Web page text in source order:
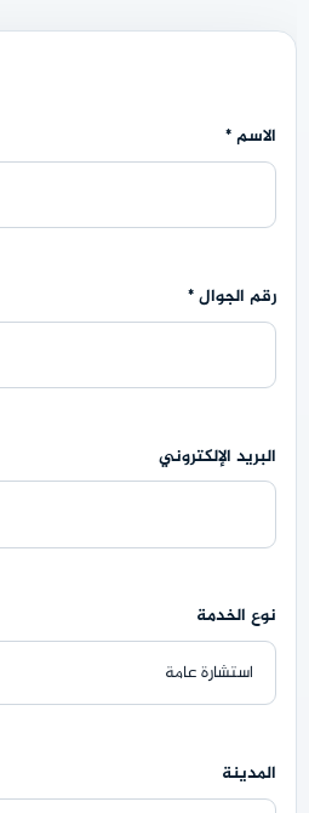
الاسم*
رقم الجوال*
البريد الإلكتروني
نوع الخدمة
المدينة